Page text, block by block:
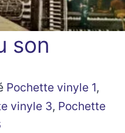
son
Pochette vinyle 1,
vinyle 3, Pochette